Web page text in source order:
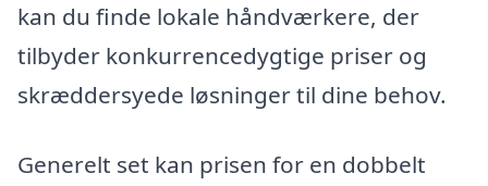
kan du finde lokale håndværkere, der
tilbyder konkurrencedygtige priser og
skræddersyede løsninger til dine behov.
Generelt set kan prisen for en dobbelt